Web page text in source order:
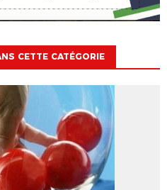
CETTE CATÉGORIE